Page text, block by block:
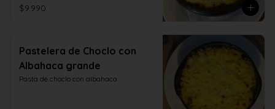
$9.990
Pastelera de Choclo con
Albahaca grande
Pasta de choclo con albahaca